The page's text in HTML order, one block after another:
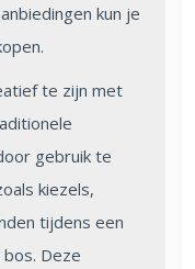
kun je
te zijn met
gebruik te
kiezels,
tijdens een
Deze